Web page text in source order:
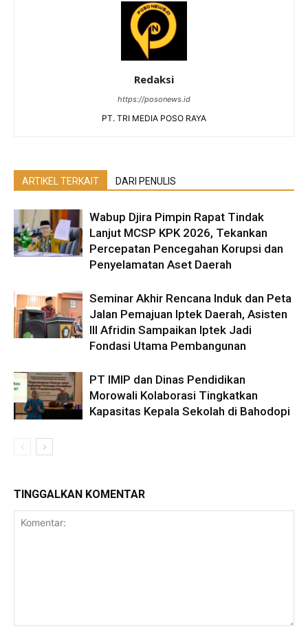
Redaksi
https://posonews.id
PT. TRI MEDIA POSO RAYA
ARTIKEL TERKAIT DARI PENULIS
Wabup Djira Pimpin Rapat Tindak
Lanjut MCSP KPK 2026, Tekankan
Percepatan Pencegahan Korupsi dan
Penyelamatan Aset Daerah
Seminar Akhir Rencana Induk dan Peta
Jalan Pemajuan Iptek Daerah, Asisten
III Afridin Sampaikan Iptek Jadi
Fondasi Utama Pembangunan
PT IMIP dan Dinas Pendidikan
Morowali Kolaborasi Tingkatkan
Kapasitas Kepala Sekolah di Bahodopi
TINGGALKAN KOMENTAR